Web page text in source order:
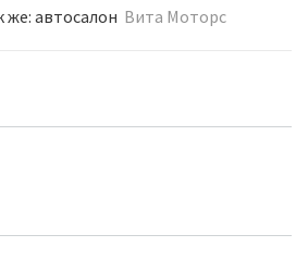
же: автосалон Вита Моторс